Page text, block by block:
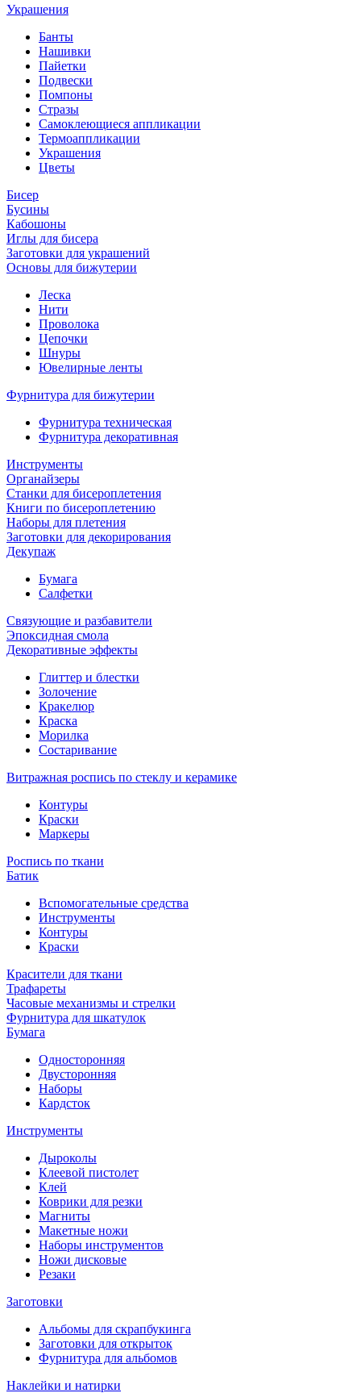
Украшения
Банты
Нашивки
Пайетки
Подвески
Помпоны
Стразы
Самоклеющиеся аппликации
Термоаппликации
Украшения
Цветы
Бисер
Бусины
Кабошоны
Иглы для бисера
Заготовки для украшений
Основы для бижутерии
Леска
Нити
Проволока
Цепочки
Шнуры
Ювелирные ленты
Фурнитура для бижутерии
Фурнитура техническая
Фурнитура декоративная
Инструменты
Органайзеры
Станки для бисероплетения
Книги по бисероплетению
Наборы для плетения
Заготовки для декорирования
Декупаж
Бумага
Салфетки
Связующие и разбавители
Эпоксидная смола
Декоративные эффекты
Глиттер и блестки
Золочение
Кракелюр
Краска
Морилка
Состаривание
Витражная роспись по стеклу и керамике
Контуры
Краски
Маркеры
Роспись по ткани
Батик
Вспомогательные средства
Инструменты
Контуры
Краски
Красители для ткани
Трафареты
Часовые механизмы и стрелки
Фурнитура для шкатулок
Бумага
Односторонняя
Двусторонняя
Наборы
Кардсток
Инструменты
Дыроколы
Клеевой пистолет
Клей
Коврики для резки
Магниты
Макетные ножи
Наборы инструментов
Ножи дисковые
Резаки
Заготовки
Альбомы для скрапбукинга
Заготовки для открыток
Фурнитура для альбомов
Наклейки и натирки